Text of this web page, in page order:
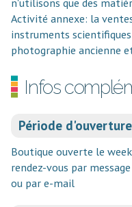
n'utilisons que des
Activité annexe: la
instruments scientifiques
photographie ancienne
Infos
Période d'ouverture
Boutique ouverte le
rendez-vous par
ou par e-mail